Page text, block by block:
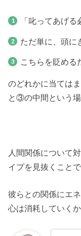
「叱ってあげ
ただ単に、頭に
こちらを貶める
のどれかに当ては
と③の中間という場
人間関係について
イプを見抜くことで
彼らとの関係にエ
心は消耗していくか